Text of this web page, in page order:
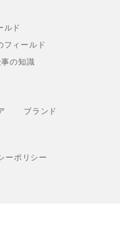
ルド
フィールド
の知識
ブランド
ーポリシー